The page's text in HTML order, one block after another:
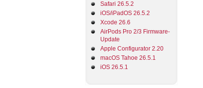
Safari 26.5.2
iOS/iPadOS 26.5.2
Xcode 26.6
AirPods Pro 2/3 Firmware-
Update
Apple Configurator 2.20
macOS Tahoe 26.5.1
iOS 26.5.1